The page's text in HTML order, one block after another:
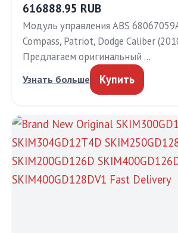
616888.95 RUB
Модуль управления ABS
Compass, Patriot, Dodge Caliber
Предлагаем оригинальный …
Узнать больше Купить